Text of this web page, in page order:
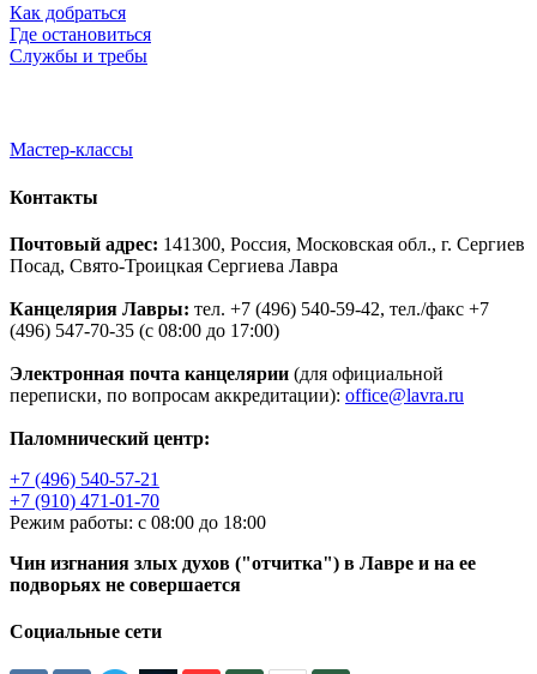
Как добраться
Где остановиться
Службы и требы
Мастер-классы
Контакты
Почтовый адрес: 141300, Россия, Московская обл., г. Сергиев
Посад, Свято-Троицкая Сергиева Лавра
Канцелярия Лавры: тел. +7 (496) 540-59-42, тел./факс +7
(496) 547-70-35 (с 08:00 до 17:00)
Электронная почта канцелярии (для официальной
переписки, по вопросам аккредитации): office@lavra.ru
Паломнический центр:
+7 (496) 540-57-21
+7 (910) 471-01-70
Режим работы: с 08:00 до 18:00
Чин изгнания злых духов ("отчитка") в Лавре и на ее
подворьях не совершается
Социальные сети